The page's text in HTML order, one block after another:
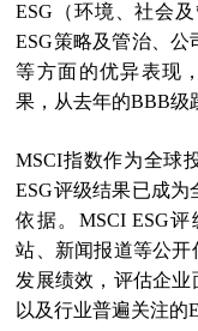
ESG （环境、社会
ESG策略及管治、公
等方面的优异表现
果，从去年的BBB级
MSCI指数作为全球
ESG评级结果已成为
依据。 MSCI ESG评
站、新闻报道等公开
发展绩效，评估企业
以及行业普遍关注的